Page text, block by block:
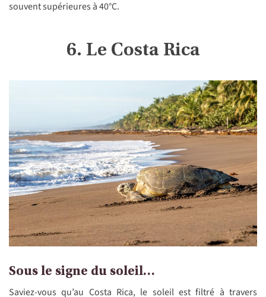
souvent supérieures à 40°C.
6. Le Costa Rica
Sous le signe du soleil…
Saviez-vous qu’au Costa Rica, le soleil est filtré à travers